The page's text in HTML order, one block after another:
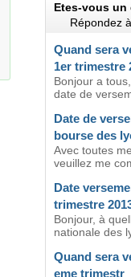
Etes-vous un
Répondez
Quand sera
1er trimestre
Bonjour a
date de
Date de
bourse des
Avec toutes
veuillez me
Date
trimestre
Bonjour, à
nationale des
Quand sera
eme trimestr